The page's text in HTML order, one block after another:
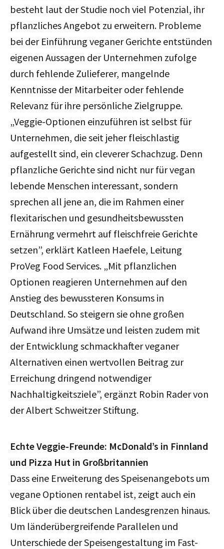
besteht laut der Studie noch viel Potenzial, ihr
pflanzliches Angebot zu erweitern. Probleme
bei der Einführung veganer Gerichte entstünden
eigenen Aussagen der Unternehmen zufolge
durch fehlende Zulieferer, mangelnde
Kenntnisse der Mitarbeiter oder fehlende
Relevanz für ihre persönliche Zielgruppe.
„Veggie-Optionen einzuführen ist selbst für
Unternehmen, die seit jeher fleischlastig
aufgestellt sind, ein cleverer Schachzug. Denn
pflanzliche Gerichte sind nicht nur für vegan
lebende Menschen interessant, sondern
sprechen all jene an, die im Rahmen einer
flexitarischen und gesundheitsbewussten
Ernährung vermehrt auf fleischfreie Gerichte
setzen”, erklärt Katleen Haefele, Leitung
ProVeg Food Services. „Mit pflanzlichen
Optionen reagieren Unternehmen auf den
Anstieg des bewussteren Konsums in
Deutschland. So steigern sie ohne großen
Aufwand ihre Umsätze und leisten zudem mit
der Entwicklung schmackhafter veganer
Alternativen einen wertvollen Beitrag zur
Erreichung dringend notwendiger
Nachhaltigkeitsziele”, ergänzt Robin Rader von
der Albert Schweitzer Stiftung.
Echte Veggie-Freunde: McDonald’s in Finnland
und Pizza Hut in Großbritannien
Dass eine Erweiterung des Speisenangebots um
vegane Optionen rentabel ist, zeigt auch ein
Blick über die deutschen Landesgrenzen hinaus.
Um länderübergreifende Parallelen und
Unterschiede der Speisengestaltung im Fast-